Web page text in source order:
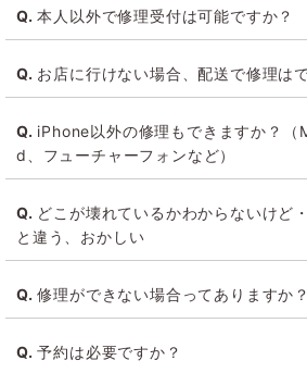
パスワードが不明な場合はこちら
故障した本体とペアリングしている
みください。
ペアリングしていない場合は
ん。
購入証明書を必ずお持込下さい。
（レシートやインターネットで購入さ
ためお持ちください。
本人以外で修理受付は可能ですか？
所有者ではない第三者に修理を委任さ
要になります。（委任状についてはこ
所有者のAppleIDやパスワードが必要
できるだけご本人様にお越しいただく
お店に行けない場合、配送で修理は
詳しくは Appleの修理 (配送修理)
iPhone以外の修理もできますか？
d、フューチャーフォンなど）
c、MacBook)製品、Beats製品、
す。
Androidやフューチャーフォンは対象
い。
どこが壊れているかわからないけど
と違う、おかしい
Appleの認可を受けている技術者が適切
修理ができない場合ってありますか？
ている場合は修理が受付できない場合
予約は必要ですか？